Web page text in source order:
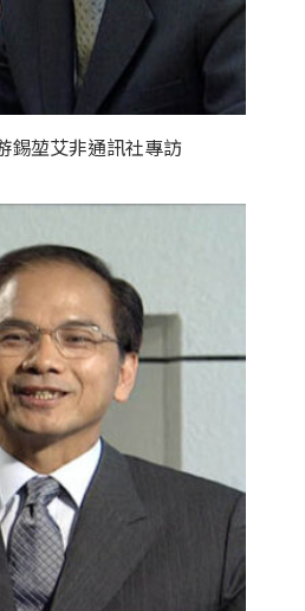
錫堃艾非通訊社專訪